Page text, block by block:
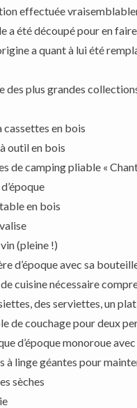
effectuée
a été découpé pour en
a quant à lui été
des plus grandes
cassettes en bois
outil en bois
de camping pliable «
en bois
(pleine !)
d’époque avec sa
de cuisine nécessaire
des serviettes, un
de couchage pour deux
d’époque monoroue
à linge géantes pour
sèches